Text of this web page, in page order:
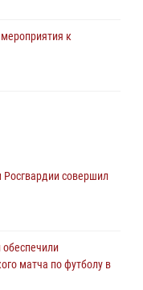
к
для участников сбора
посвященном
области
совершил
матча по футболу в